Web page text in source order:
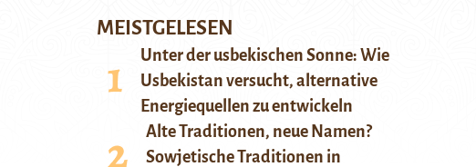
MEISTGELESEN
Unter der usbekischen Sonne: Wie
Usbekistan versucht, alternative
Energiequellen zu entwickeln
Alte Traditionen, neue Namen?
Sowjetische Traditionen in